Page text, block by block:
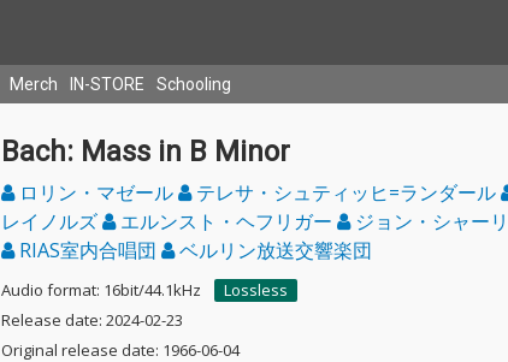
Merch IN-STORE Schooling
Bach: Mass in B Minor
ロリン・マゼール テレサ・シュティッヒ=ランダール
レイノルズ
エルンスト・ヘフリガー
ジョン・シャー
RIAS室内合唱団
ベルリン放送交響楽団
Audio format: 16bit/44.1kHz
Lossless
Release date: 2024-02-23
Original release date: 1966-06-04